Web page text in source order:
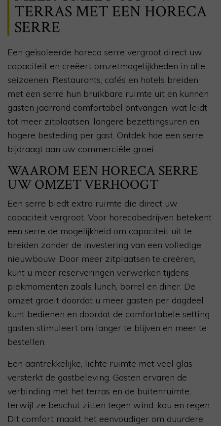
TERRAS MET EEN HORECA
SERRE
Een geïsoleerde horeca serre vergroot direct uw
capaciteit en creëert omzetmogelijkheden in alle
seizoenen. Restaurants, cafés en hotels breiden
met een serre hun bruikbare ruimte uit en kunnen
gasten jaarrond comfortabel ontvangen, wat leidt
tot meer zitplaatsen, langere bezettingsuren en
hogere besteding per gast. Ontdek hoe een serre
bijdraagt aan uw commerciële groei.
WAAROM EEN HORECA SERRE
UW OMZET VERHOOGT
Een serre biedt extra ruimte die direct uw
capaciteit vergroot. Voor horecabedrijven betekent
een serre de mogelijkheid om capaciteit uit te
breiden zonder de investering van een volledige
nieuwbouw. Door meer zitplaatsen te creëren,
kunt u meer reserveringen verwerken tijdens
piekmomenten zoals lunch, borrel en diner. De
omzet groeit doordat u meer gasten per dagdeel
kunt bedienen en doordat de comfortabele setting
gasten stimuleert om langer te blijven en meer te
bestellen.
Een aantrekkelijke, lichte ruimte met veel glas
versterkt de gastbeleving. Gasten ervaren de
verbinding met het terras en de buitenruimte,
terwijl ze beschut zitten tegen wind, kou en regen.
Dit comfort maakt het eenvoudiger om duurdere